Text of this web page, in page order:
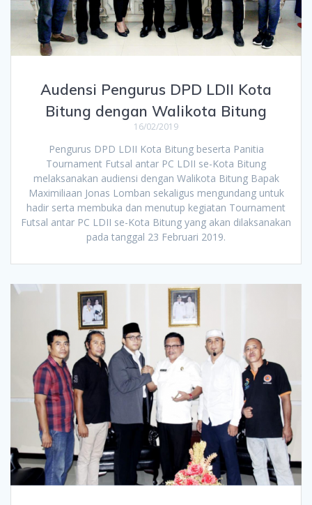
Audensi Pengurus DPD LDII Kota
Bitung dengan Walikota Bitung
16/02/2019
Pengurus DPD LDII Kota Bitung beserta Panitia
Tournament Futsal antar PC LDII se-Kota Bitung
melaksanakan audiensi dengan Walikota Bitung Bapak
Maximiliaan Jonas Lomban sekaligus mengundang untuk
hadir serta membuka dan menutup kegiatan Tournament
Futsal antar PC LDII se-Kota Bitung yang akan dilaksanakan
pada tanggal 23 Februari 2019.